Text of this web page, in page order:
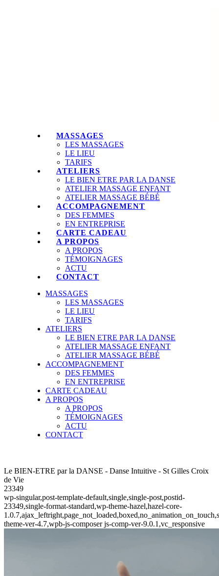
MASSAGES
LES MASSAGES
LE LIEU
TARIFS
ATELIERS
LE BIEN ETRE PAR LA DANSE
ATELIER MASSAGE ENFANT
ATELIER MASSAGE BÉBÉ
ACCOMPAGNEMENT
DES FEMMES
EN ENTREPRISE
CARTE CADEAU
A PROPOS
A PROPOS
TÉMOIGNAGES
ACTU
CONTACT
MASSAGES
LES MASSAGES
LE LIEU
TARIFS
ATELIERS
LE BIEN ETRE PAR LA DANSE
ATELIER MASSAGE ENFANT
ATELIER MASSAGE BÉBÉ
ACCOMPAGNEMENT
DES FEMMES
EN ENTREPRISE
CARTE CADEAU
A PROPOS
A PROPOS
TÉMOIGNAGES
ACTU
CONTACT
Le BIEN-ETRE par la DANSE - Danse Intuitive - St Gilles Croix
de Vie
23349
wp-singular,post-template-default,single,single-post,postid-
23349,single-format-standard,wp-theme-hazel,hazel-core-
theme-ver-4.7,wpb-js-composer js-comp-ver-9.0.1,vc_responsive